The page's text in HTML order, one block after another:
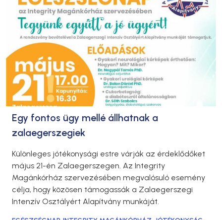
Egy fontos ügy mellé állhatnak a
zalaegerszegiek
Különleges jótékonysági estre várják az érdeklődőket
május 21-én Zalaegerszegen. Az Integrity
Magánkórház szervezésében megvalósuló esemény
célja, hogy közösen támogassák a Zalaegerszegi
Intenzív Osztályért Alapítvány munkáját.